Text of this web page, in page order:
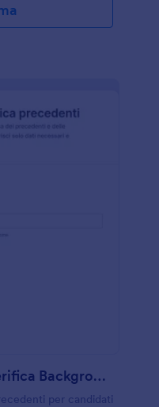
Modulo Di Richiesta Verifica Background
per candidati